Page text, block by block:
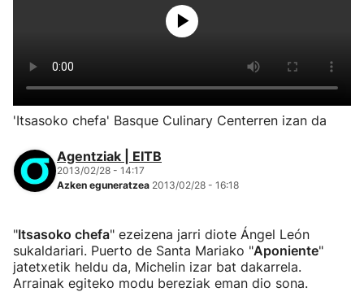
'Itsasoko chefa' Basque Culinary Centerren izan da
Agentziak | EITB
2013/02/28 - 14:17
Azken eguneratzea 2013/02/28 - 16:18
"Itsasoko chefa" ezeizena jarri diote Ángel León
sukaldariari. Puerto de Santa Mariako "Aponiente"
jatetxetik heldu da, Michelin izar bat dakarrela.
Arrainak egiteko modu bereziak eman dio sona.